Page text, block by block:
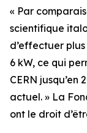
« Par
scientifique
d’effectuer
6 kW, ce qui
CERN
actuel. » La
ont le droit